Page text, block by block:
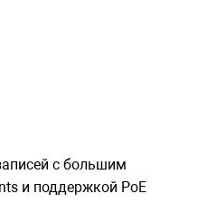
с большим
и поддержкой РоЕ